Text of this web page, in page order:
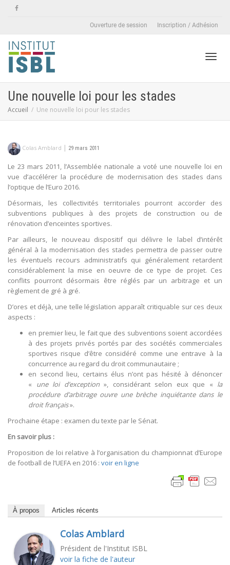
Ouverture de session Inscription / Adhésion
Une nouvelle loi pour les stades
Accueil Une nouvelle loi pour les stades
Colas Amblard | 29 mars 2011
Le 23 mars 2011, l’Assemblée nationale a voté une nouvelle loi en
vue d’accélérer la procédure de modernisation des stades dans
l’optique de l’Euro 2016.
Désormais, les collectivités territoriales pourront accorder des
subventions publiques à des projets de construction ou de
rénovation d’enceintes sportives.
Par ailleurs, le nouveau dispositif qui délivre le label d’intérêt
général à la modernisation des stades permettra de passer outre
les éventuels recours administratifs qui généralement retardent
considérablement la mise en oeuvre de ce type de projet. Ces
conflits pourront désormais être réglés par un arbitrage et un
règlement de gré à gré.
D’ores et déjà, une telle législation apparaît critiquable sur ces deux
aspects :
en premier lieu, le fait que des subventions soient accordées
à des projets privés portés par des sociétés commerciales
sportives risque d’être considéré comme une entrave à la
concurrence au regard du droit communautaire ;
en second lieu, certains élus n’ont pas hésité à dénoncer
« une loi d’exception», considérant selon eux que « la
procédure d’arbitrage ouvre une brèche inquiétante dans le
droit français».
Prochaine étape : examen du texte par le Sénat.
En savoir plus :
Proposition de loi relative à l’organisation du championnat d’Europe
de football de l’UEFA en 2016 : voir en ligne
À propos Articles récents
Colas Amblard
Président de l'Institut ISBL
voir la fiche de l'auteur